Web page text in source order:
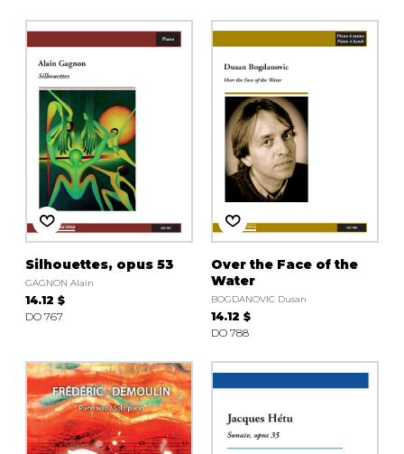
Silhouettes, opus 53
GAGNON Alain
14.12 $
DO 767
Over the Face of the
Water
BOGDANOVIC Dusan
14.12 $
DO 788